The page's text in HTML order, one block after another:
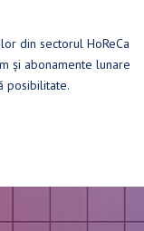
din sectorul HoReCa
și abonamente lunare
posibilitate.